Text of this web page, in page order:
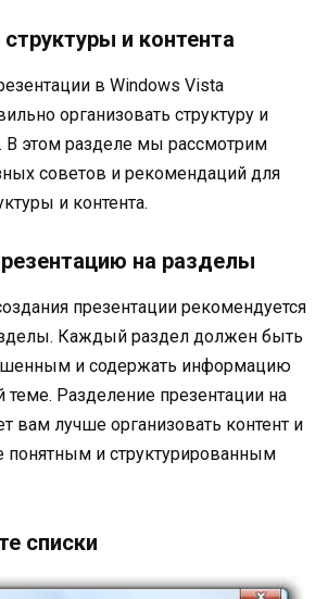
и контента
в Windows Vista
организовать структуру и
В этом разделе мы рассмотрим
советов и рекомендаций для
и контента.
на разделы
презентации рекомендуется
Каждый раздел должен быть
и содержать информацию
теме. Разделение презентации на
вам лучше организовать контент и
понятным и структурированным
списки